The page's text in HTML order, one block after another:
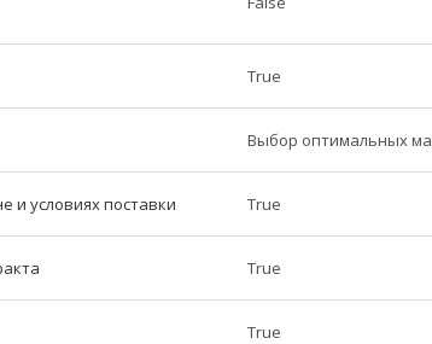
True
Выбор оптимальных
и условиях поставки True
True
True